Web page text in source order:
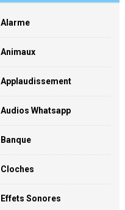
Alarme
Animaux
Applaudissement
Audios Whatsapp
Banque
Cloches
Effets Sonores